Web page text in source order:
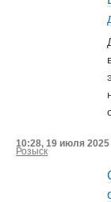
10:28, 19 июля 2025
Розыск